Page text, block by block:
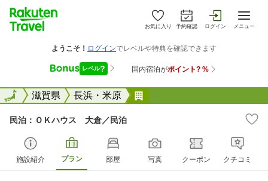
お気に入り 予約確認 ログイン メニュー
全国滋賀県 長浜・米原
全国
民泊：ＯＫハウス 大倉／民泊
施設紹介 プラン 部屋 写真 クーポン クチコミ